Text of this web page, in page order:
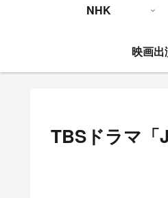
NHK
映画出
TBSドラマ「